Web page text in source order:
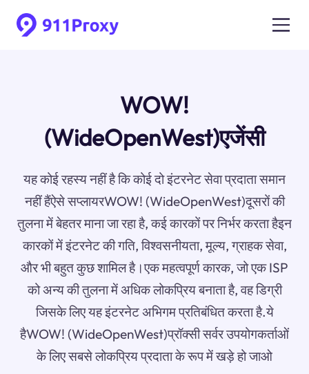
WOW!
(WideOpenWest)एजेंसी
यह कोई रहस्य नहीं है कि कोई दो इंटरनेट सेवा प्रदाता समान
नहीं हैंऐसे सप्लायरWOW! (WideOpenWest)दूसरों की
तुलना में बेहतर माना जा रहा है, कई कारकों पर निर्भर करता हैइन
कारकों में इंटरनेट की गति, विश्वसनीयता, मूल्य, ग्राहक सेवा,
और भी बहुत कुछ शामिल है।एक महत्वपूर्ण कारक, जो एक ISP
को अन्य की तुलना में अधिक लोकप्रिय बनाता है, वह डिग्री
जिसके लिए यह इंटरनेट अभिगम प्रतिबंधित करता है.ये
हैWOW! (WideOpenWest)प्रॉक्सी सर्वर उपयोगकर्ताओं
के लिए सबसे लोकप्रिय प्रदाता के रूप में खड़े हो जाओ